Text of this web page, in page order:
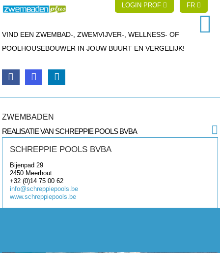
LOGIN PROF FR
VIND EEN ZWEMBAD-, ZWEMVIJVER-, WELLNESS- OF
POOLHOUSEBOUWER IN JOUW BUURT EN VERGELIJK!
ZWEMBADEN
REALISATIE VAN SCHREPPIE POOLS BVBA
SCHREPPIE POOLS BVBA
Bijenpad 29
2450 Meerhout
+32 (0)14 75 00 62
info@schreppiepools.be
www.schreppiepools.be